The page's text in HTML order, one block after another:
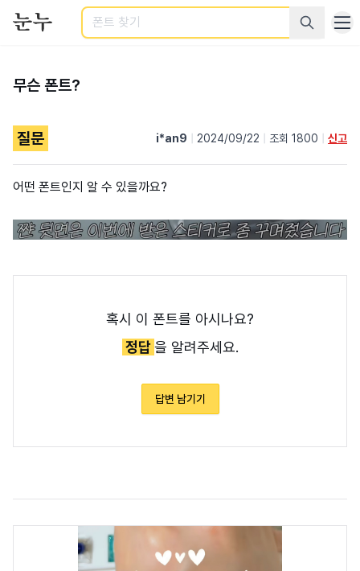
검색
무슨 폰트?
질문 i*an9 2024/09/22 조회 1800 신고
어떤 폰트인지 알 수 있을까요?
혹시 이 폰트를 아시나요?
정답을 알려주세요.
답변 남기기